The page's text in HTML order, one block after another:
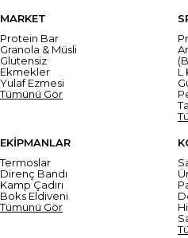
MARKET
Protein Bar
Granola & Müsli
Glutensiz
Ekmekler
Yulaf Ezmesi
Tümünü Gör
L
EKİPMANLAR
Termoslar
Direnç Bandı
Kamp Çadırı
Boks Eldiveni
Tümünü Gör